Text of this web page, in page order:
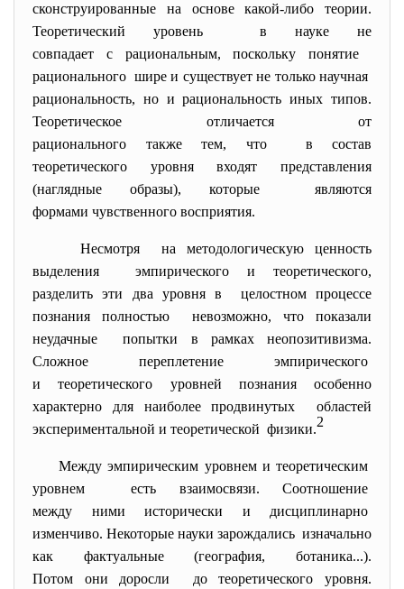
сконструированные на основе какой-либо теории.
Теоретический уровень в науке не
совпадает с рациональным, поскольку понятие
рационального шире и существует не только научная
рациональность, но и рациональность иных типов.
Теоретическое отличается от
рационального также тем, что в состав
теоретического уровня входят представления
(наглядные образы), которые являются
формами чувственного восприятия.
Несмотря на методологическую ценность
выделения эмпирического и теоретического,
разделить эти два уровня в целостном процессе
познания полностью невозможно, что показали
неудачные попытки в рамках неопозитивизма.
Сложное переплетение эмпирического
и теоретического уровней познания особенно
характерно для наиболее продвинутых областей
экспериментальной и теоретической физики.2
Между эмпирическим уровнем и теоретическим
уровнем есть взаимосвязи. Соотношение
между ними исторически и дисциплинарно
изменчиво. Некоторые науки зарождались изначально
как фактуальные (география, ботаника...).
Потом они доросли до теоретического уровня.